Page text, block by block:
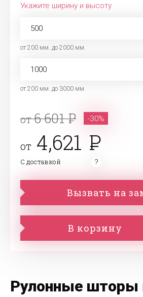
Укажите ширину и высоту
от 200 мм. до 2000 мм.
от 200 мм. до 3000 мм.
от6 601 -30%
от 4,621
С доставкой
Вызвать на
В корзину
Рулонные шторы